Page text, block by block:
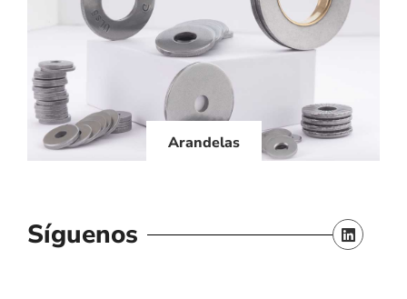
Arandelas
Síguenos